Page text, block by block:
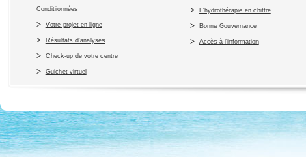
Conditiionnées
Votre projet en ligne
Résultats d'analyses
Check-up de votre centre
Guichet virtuel
L'hydrothérapie en chiffre
Bonne Gouvernance
Accès à l’information